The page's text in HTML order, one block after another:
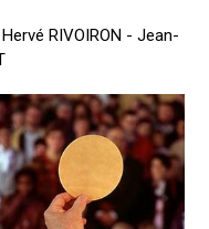
RIVOIRON - Jean-